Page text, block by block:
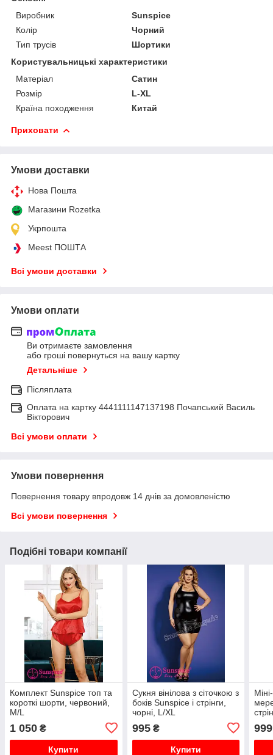
Виробник
Sunspice
Колір
Чорний
Тип трусів
Шортики
Користувальницькі характеристики
Матеріал
Сатин
Розмір
L-XL
Країна походження
Китай
Приховати
Умови доставки
Нова Пошта
Магазини Rozetka
Укрпошта
Meest ПОШТА
Всі умови доставки
Умови оплати
Ви отримаєте замовлення
або гроші повернуться на вашу картку
Детальніше
Післяплата
Оплата на картку 4441111147137198 Почапський Василь
Вікторович
Всі умови оплати
Умови повернення
Повернення товару впродовж 14 днів за домовленістю
Всі умови повернення
Подібні товари компанії
Комплект Sunspice топ та
короткі шорти, червоний,
M/L
1 050 ₴
Купити
Сукня вінілова з сіточкою з
боків Sunspice і стрінги,
чорні, L/XL
995₴
Купити
999